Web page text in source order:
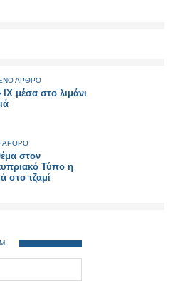
ΑΡΘΡΟ
μέσα στο λιμάνι
ΑΡΘΡΟ
στον
Τύπο η
στο τζαμί